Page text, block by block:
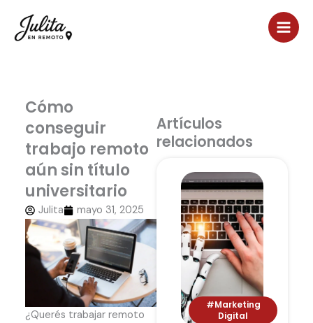
contenido
Cómo
conseguir
trabajo remoto
aún sin título
universitario
Julita mayo 31, 2025
¿Querés trabajar remoto
Artículos
relacionados
#Marketing
Digital